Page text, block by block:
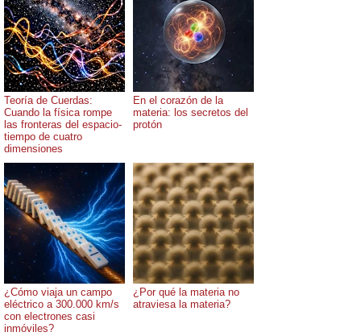
Teoría de Cuerdas:
Cuando la física rompe
las fronteras del espacio-
tiempo de cuatro
dimensiones
En el corazón de la
materia: los secretos del
protón
¿Cómo viaja un campo
eléctrico a 300.000 km/s
con electrones casi
inmóviles?
¿Por qué la materia no
atraviesa la materia?